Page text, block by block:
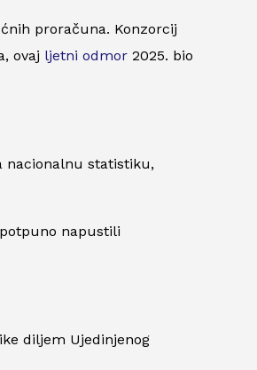
proračuna. Konzorcij
ovaj ljetni odmor 2025. bio
nacionalnu statistiku,
napustili
diljem Ujedinjenog